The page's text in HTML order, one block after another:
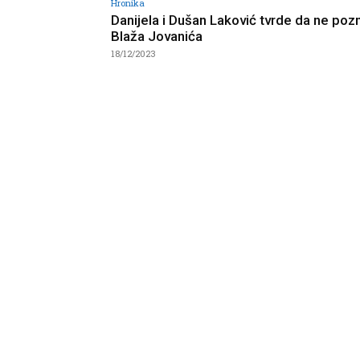
Hronika
Danijela i Dušan Laković tvrde da ne
Blaža Jovanića
18/12/2023